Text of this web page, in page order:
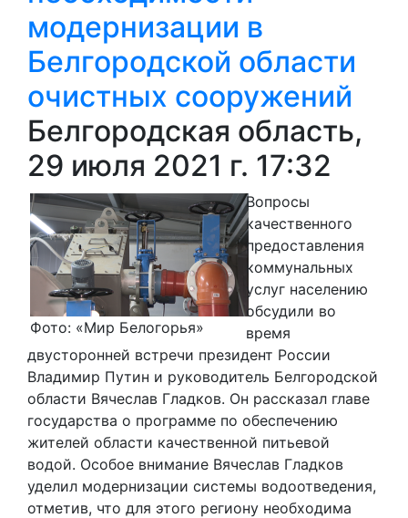
модернизации в
Белгородской области
очистных сооружений
Белгородская область,
29 июля 2021 г. 17:32
Фото: «Мир Белогорья»
Вопросы
качественного
предоставления
коммунальных
услуг населению
обсудили во
время
двусторонней встречи президент России
Владимир Путин и руководитель Белгородской
области Вячеслав Гладков. Он рассказал главе
государства о программе по обеспечению
жителей области качественной питьевой
водой. Особое внимание Вячеслав Гладков
уделил модернизации системы водоотведения,
отметив, что для этого региону необходима